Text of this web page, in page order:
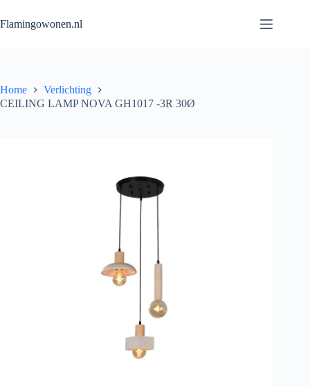
Flamingowonen.nl
Home
Verlichting
CEILING LAMP NOVA GH1017 -3R 30Ø